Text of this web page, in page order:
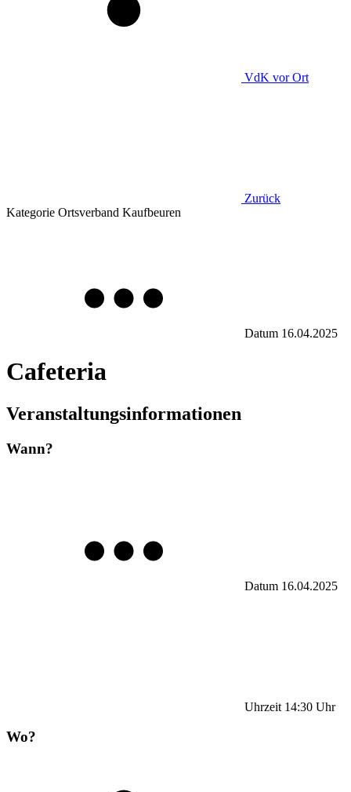
VdK vor Ort
Zurück
Kategorie Ortsverband Kaufbeuren
Datum 16.04.2025
Cafeteria
Veranstaltungsinformationen
Wann?
Datum 16.04.2025
Uhrzeit 14:30 Uhr
Wo?